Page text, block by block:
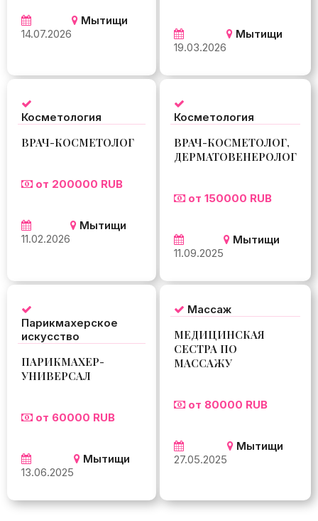
14.07.2026
Мытищи
19.03.2026
Мытищи
Косметология
ВРАЧ-КОСМЕТОЛОГ
от 200000 RUB
11.02.2026
Мытищи
Косметология
ВРАЧ-КОСМЕТОЛОГ,
ДЕРМАТОВЕНЕРОЛОГ
от 150000 RUB
11.09.2025
Мытищи
Парикмахерское
искусство
ПАРИКМАХЕР-
УНИВЕРСАЛ
от 60000 RUB
13.06.2025
Мытищи
Массаж
МЕДИЦИНСКАЯ
СЕСТРА ПО
МАССАЖУ
от 80000 RUB
27.05.2025
Мытищи